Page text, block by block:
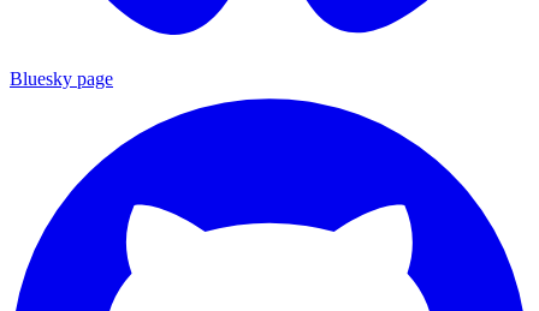
Bluesky page